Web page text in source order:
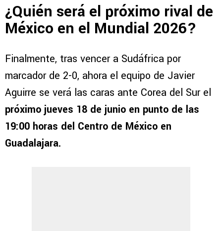
¿Quién será el próximo rival de
México en el Mundial 2026?
Finalmente, tras vencer a Sudáfrica por
marcador de 2-0, ahora el equipo de Javier
Aguirre se verá las caras ante Corea del Sur el
próximo jueves 18 de junio en punto de las
19:00 horas del Centro de México en
Guadalajara.